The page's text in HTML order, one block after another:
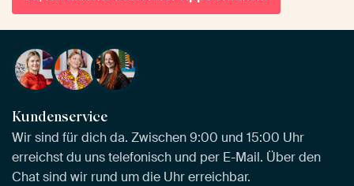
Kundenservice
Wir sind für dich da. Zwischen 9:00 und 15:00 Uhr
erreichst du uns telefonisch und per E-Mail. Über den
Chat sind wir rund um die Uhr erreichbar.